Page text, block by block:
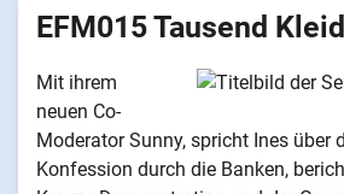
EFM015 Tausend
Mit ihrem
neuen Co-
Moderator Sunny, spricht Ines über
Konfession durch die Banken,